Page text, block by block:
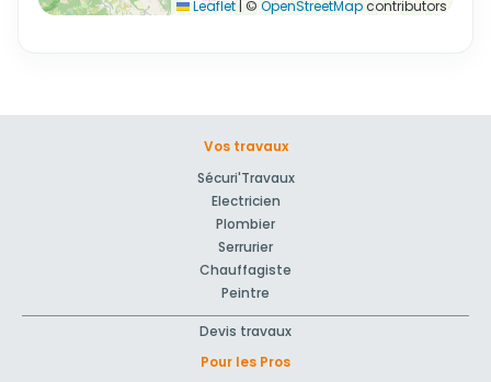
Leaflet | © OpenStreetMapcontributors
Vos travaux
Sécuri'Travaux
Electricien
Plombier
Serrurier
Chauffagiste
Peintre
Devis travaux
Pour les Pros